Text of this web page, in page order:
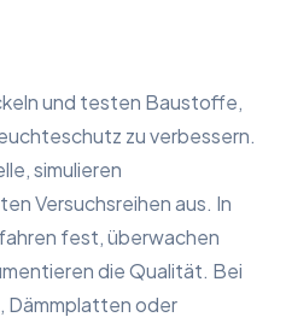
und testen Baustoffe,
zu verbessern.
simulieren
Versuchsreihen aus. In
fest, überwachen
die Qualität. Bei
Dämmplatten oder